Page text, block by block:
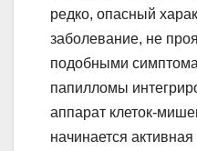
редко, опасный
заболевание, не
подобными
папилломы
аппарат клеток-
начинается